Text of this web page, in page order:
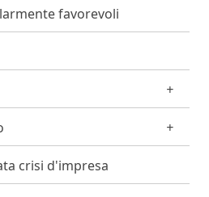
favorevoli
crisi d'impresa